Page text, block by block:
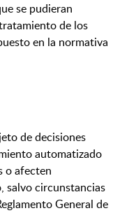
se pudieran
de los
en la normativa
de decisiones
automatizado
o afecten
salvo circunstancias
General de